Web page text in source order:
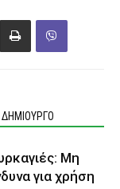
Μη
για χρήση